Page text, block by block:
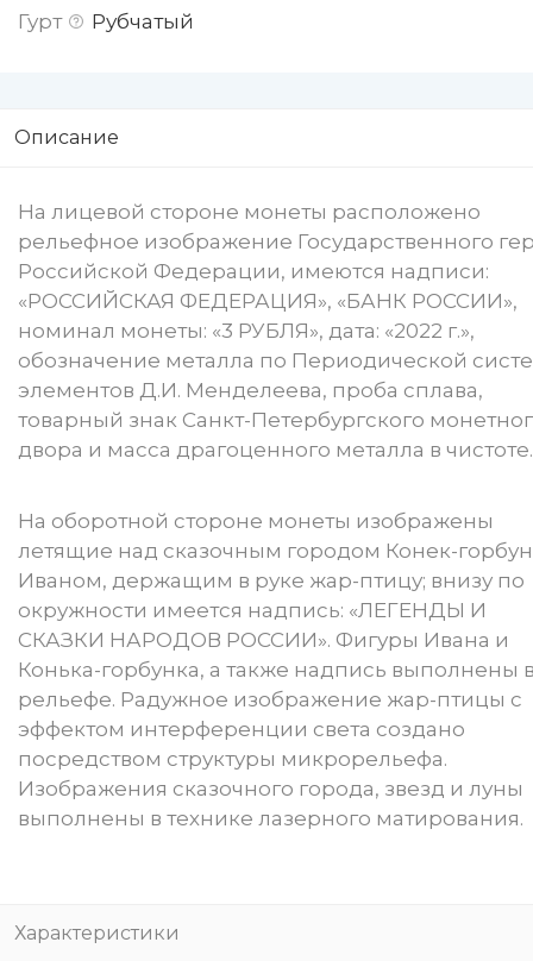
Гурт
Рубчатый
Описание
На лицевой стороне монеты расположено
рельефное изображение Государственного
Российской Федерации, имеются надписи:
«РОССИЙСКАЯ ФЕДЕРАЦИЯ», «БАНК РОССИИ»,
номинал монеты: «3 РУБЛЯ», дата: «2022 г.»,
обозначение металла по Периодической
элементов Д.И. Менделеева, проба сплава,
товарный знак Санкт-Петербургского
двора и масса драгоценного металла в чистоте.
На оборотной стороне монеты изображены
летящие над сказочным городом Конек-
Иваном, держащим в руке жар-птицу; внизу по
окружности имеется надпись: «ЛЕГЕНДЫ И
СКАЗКИ НАРОДОВ РОССИИ». Фигуры Ивана и
Конька-горбунка, а также надпись выполнены
рельефе. Радужное изображение жар-птицы с
эффектом интерференции света создано
посредством структуры микрорельефа.
Изображения сказочного города, звезд и луны
выполнены в технике лазерного матирования.
Характеристики